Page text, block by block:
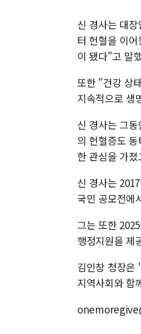
신 경사는 대
터 헌혈을 이
이 됐다"고 말
또한 "건강 상
지속적으로 생
신 경사는 그
의 헌혈증도
한 관심을 가
신 경사는
국민 공모전에
그는 또한
행정지원을 제
김인창 청장은
지역사회와 함